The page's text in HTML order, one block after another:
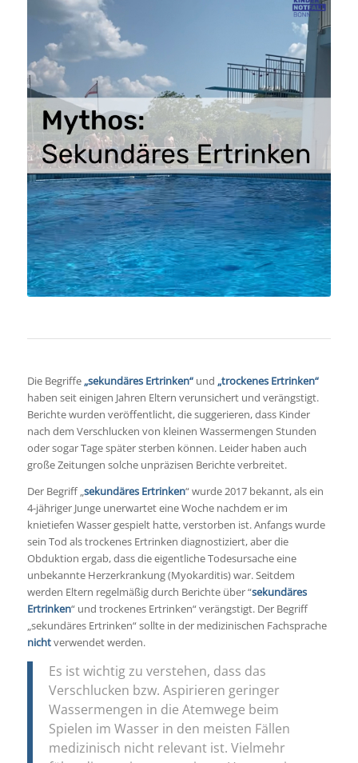
Die Begriffe „sekundäres Ertrinken“und „trockenes Ertrinken“
haben seit einigen Jahren Eltern verunsichert und verängstigt.
Berichte wurden veröffentlicht, die suggerieren, dass Kinder
nach dem Verschlucken von kleinen Wassermengen Stunden
oder sogar Tage später sterben können. Leider haben auch
große Zeitungen solche unpräzisen Berichte verbreitet.
Der Begriff „ sekundäres Ertrinken“ wurde 2017 bekannt, als ein
4-jähriger Junge unerwartet eine Woche nachdem er im
knietiefen Wasser gespielt hatte, verstorben ist. Anfangs wurde
sein Tod als trockenes Ertrinken diagnostiziert, aber die
Obduktion ergab, dass die eigentliche Todesursache eine
unbekannte Herzerkrankung (Myokarditis) war. Seitdem
werden Eltern regelmäßig durch Berichte über “sekundäres
Ertrinken“ und trockenes Ertrinken“ verängstigt. Der Begriff
„sekundäres Ertrinken“ sollte in der medizinischen Fachsprache
nichtverwendet werden.
Es ist wichtig zu verstehen, dass das
Verschlucken bzw. Aspirieren geringer
Wassermengen in die Atemwege beim
Spielen im Wasser in den meisten Fällen
medizinisch nicht relevant ist. Vielmehr